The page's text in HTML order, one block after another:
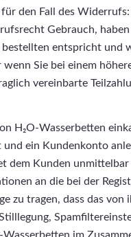
den Fall des Widerrufs:
Gebrauch,
entspricht und
Sie bei einem
vereinbarte
H₂O-Wasserbetten
und ein Kundenkonto
dem Kunden
an die bei der
zu tragen, dass das